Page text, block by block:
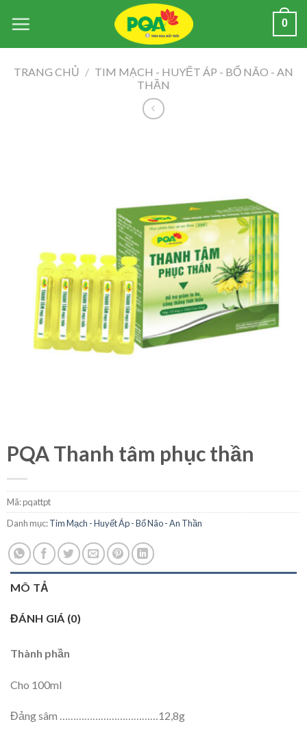
0
TRANG CHỦ / TIM MẠCH - HUYẾT ÁP - BỔ NÃO - AN
THẦN
PQA Thanh tâm phục thần
Mã:pqattpt
Danh mục:Tim Mạch - Huyết Áp - Bổ Não - An Thần
MÔ TẢ
ĐÁNH GIÁ (0)
Thành phần
Cho 100ml
Đảng sâm ………………………………12,8g